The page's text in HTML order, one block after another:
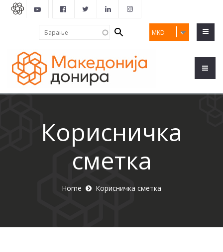
MKD
Search
form
Корисничка
сметка
Home Корисничка сметка